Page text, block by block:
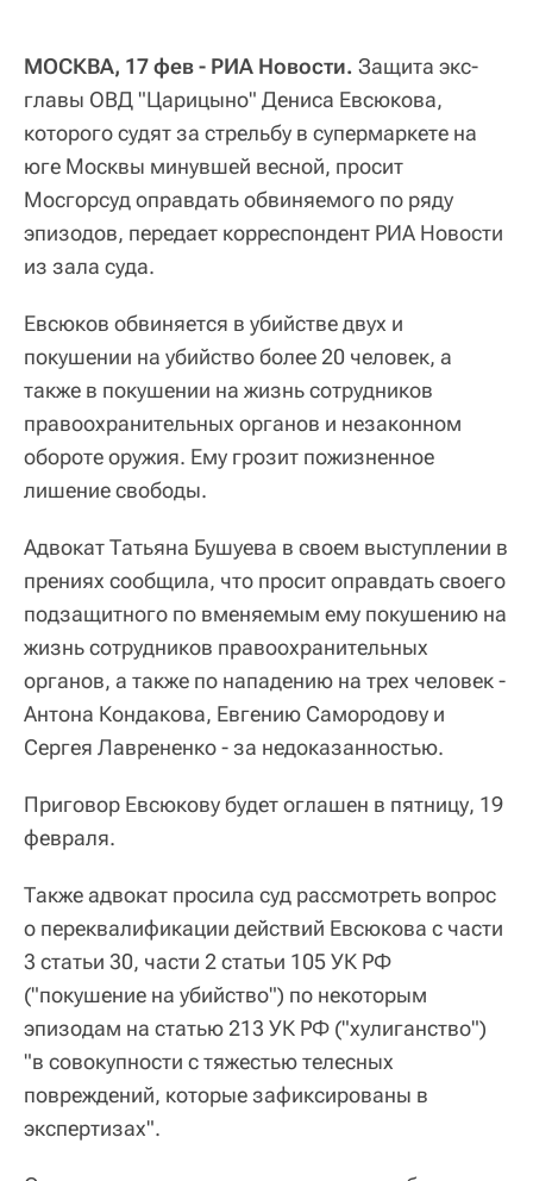
МОСКВА, 17 фев - РИА Новости. Защита экс-
главы ОВД "Царицыно" Дениса Евсюкова,
которого судят за стрельбу в супермаркете на
юге Москвы минувшей весной, просит
Мосгорсуд оправдать обвиняемого по ряду
эпизодов, передает корреспондент РИА Новости
из зала суда.
Евсюков обвиняется в убийстве двух и
покушении на убийство более 20 человек, а
также в покушении на жизнь сотрудников
правоохранительных органов и незаконном
обороте оружия. Ему грозит пожизненное
лишение свободы.
Адвокат Татьяна Бушуева в своем выступлении в
прениях сообщила, что просит оправдать своего
подзащитного по вменяемым ему покушению на
жизнь сотрудников правоохранительных
органов, а также по нападению на трех человек -
Антона Кондакова, Евгению Самородову и
Сергея Лаврененко - за недоказанностью.
Приговор Евсюкову будет оглашен в пятницу, 19
февраля.
Также адвокат просила суд рассмотреть вопрос
о переквалификации действий Евсюкова с части
3 статьи 30, части 2 статьи 105 УК РФ
("покушение на убийство") по некоторым
эпизодам на статью 213 УК РФ ("хулиганство")
"в совокупности с тяжестью телесных
повреждений, которые зафиксированы в
экспертизах".